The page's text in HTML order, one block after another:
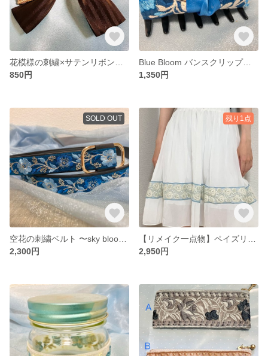
850円
Blue Bloom バンスクリップ〜インド刺繍リボン×フラワーデザイン〜
1,350円
SOLD OUT
2,300円
残り1点
2,950円